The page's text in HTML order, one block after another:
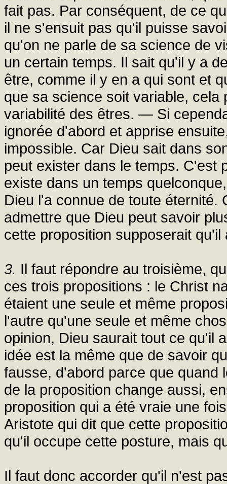
fait pas. Par conséquent, de ce
il ne s'ensuit pas qu'il puisse
qu'on ne parle de sa science de
un certain temps. Il sait qu'il y a
être, comme il y en a qui sont et
que sa science soit variable,
variabilité des êtres. — Si
ignorée d'abord et apprise
impossible. Car Dieu sait dans
peut exister dans le temps. C'est
existe dans un temps
Dieu l'a connue de toute
admettre que Dieu peut savoir
cette proposition supposerait
3. Il faut répondre au troisième,
ces trois propositions : le Christ
étaient une seule et même
l'autre qu'une seule et même
opinion, Dieu saurait tout ce qu'il
idée est la même que de savoir
fausse, d'abord parce que quand
de la proposition change aussi,
proposition qui a été vraie une
Aristote qui dit que cette
qu'il occupe cette posture, mais
Il faut donc accorder qu'il n'est